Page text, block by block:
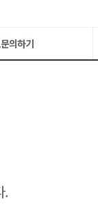
의하기
.